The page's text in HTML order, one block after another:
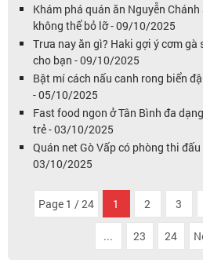
Khám phá quán ăn Nguyễn
không thể bỏ lỡ - 09/10/2025
Trưa nay ăn gì? Haki gợi ý cơm gà
cho bạn - 09/10/2025
Bật mí cách nấu canh rong biển
- 05/10/2025
Fast food ngon ở Tân Bình đa
trẻ - 03/10/2025
Quán net Gò Vấp có phòng thi
03/10/2025
Page 1 / 24 1 2 3
... 23 24